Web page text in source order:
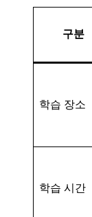
구분
학습 장소
학습 시간